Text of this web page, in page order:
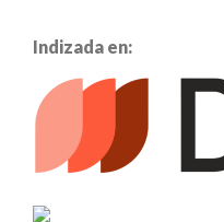
Indizada en: